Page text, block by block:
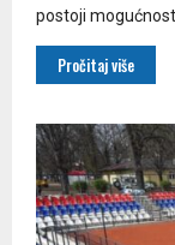
postoji
Pročitaj više